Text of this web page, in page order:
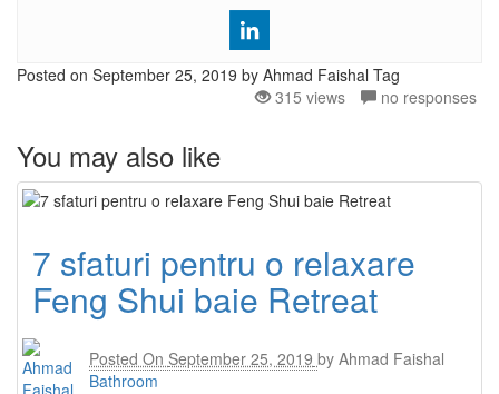
Posted on September 25, 2019 by Ahmad Faishal Tag
315 views
no responses
You may also like
7 sfaturi pentru o relaxare
Feng Shui baie Retreat
Posted On September 25, 2019 by Ahmad Faishal
Bathroom